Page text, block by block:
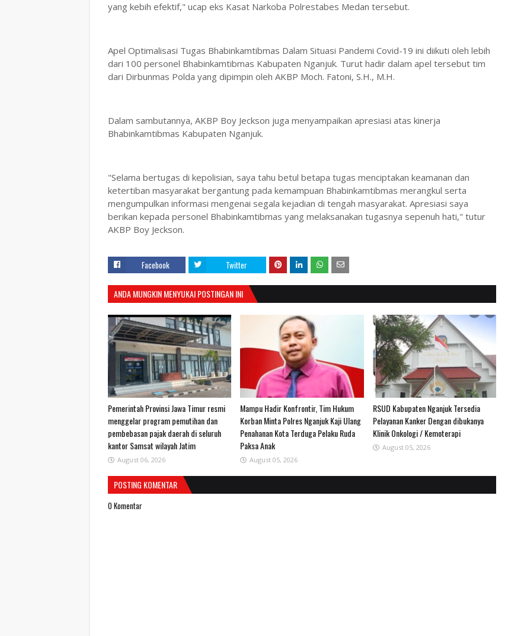
yang kebih efektif," ucap eks Kasat Narkoba Polrestabes Medan tersebut.
Apel Optimalisasi Tugas Bhabinkamtibmas Dalam Situasi Pandemi Covid-19 ini diikuti oleh lebih
dari 100 personel Bhabinkamtibmas Kabupaten Nganjuk. Turut hadir dalam apel tersebut tim
dari Dirbunmas Polda yang dipimpin oleh AKBP Moch. Fatoni, S.H., M.H.
Dalam sambutannya, AKBP Boy Jeckson juga menyampaikan apresiasi atas kinerja
Bhabinkamtibmas Kabupaten Nganjuk.
"Selama bertugas di kepolisian, saya tahu betul betapa tugas menciptakan keamanan dan
ketertiban masyarakat bergantung pada kemampuan Bhabinkamtibmas merangkul serta
mengumpulkan informasi mengenai segala kejadian di tengah masyarakat. Apresiasi saya
berikan kepada personel Bhabinkamtibmas yang melaksanakan tugasnya sepenuh hati," tutur
AKBP Boy Jeckson.
Facebook Twitter
ANDA MUNGKIN MENYUKAI POSTINGAN INI
Pemerintah Provinsi Jawa Timur resmi
menggelar program pemutihan dan
pembebasan pajak daerah di seluruh
kantor Samsat wilayah Jatim
August 06, 2026
Mampu Hadir Konfrontir, Tim Hukum
Korban Minta Polres Nganjuk Kaji Ulang
Penahanan Kota Terduga Pelaku Ruda
Paksa Anak
August 05, 2026
RSUD Kabupaten Nganjuk Tersedia
Pelayanan Kanker Dengan dibukanya
Klinik Onkologi / Kemoterapi
August 05, 2026
POSTING KOMENTAR
0 Komentar